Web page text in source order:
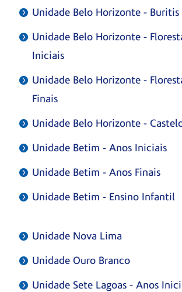
Unidade Belo Horizonte - Buritis
Unidade Belo Horizonte -
Iniciais
Unidade Belo Horizonte -
Finais
Unidade Belo Horizonte -
Unidade Betim - Anos Iniciais
Unidade Betim - Anos Finais
Unidade Betim - Ensino Infantil
Unidade Nova Lima
Unidade Ouro Branco
Unidade Sete Lagoas - Anos